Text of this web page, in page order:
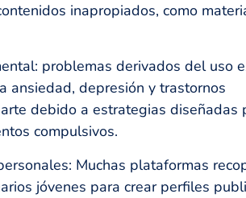
inapropiados, como
problemas derivados del uso
ansiedad, depresión y trastornos
debido a estrategias diseñadas
compulsivos.
Muchas plataformas
jóvenes para crear perfiles